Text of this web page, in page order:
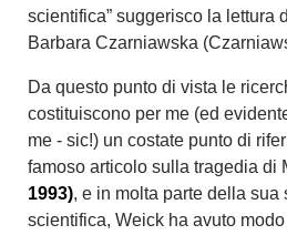
scientifica” suggerisco la lettura
Barbara Czarniawska
Da questo punto di vista le
costituiscono per me (ed
me - sic!) un costate punto di
famoso articolo sulla tragedia di
1993), e in molta parte della sua
scientifica, Weick ha avuto